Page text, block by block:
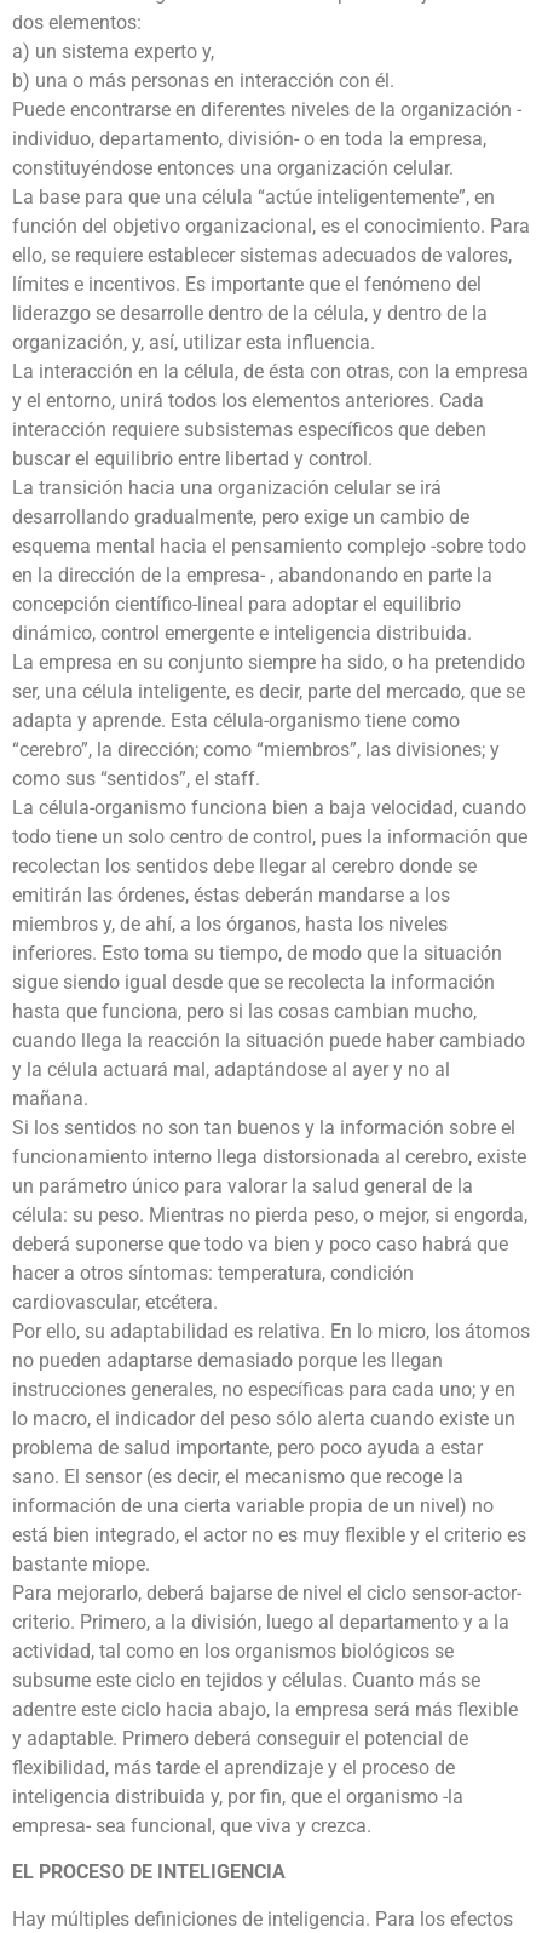
dos elementos:
a) un sistema experto y,
b) una o más personas en interacción con él.
Puede encontrarse en diferentes niveles de la organización -
individuo, departamento, división- o en toda la empresa,
constituyéndose entonces una organización celular.
La base para que una célula “actúe inteligentemente”, en
función del objetivo organizacional, es el conocimiento. Para
ello, se requiere establecer sistemas adecuados de valores,
límites e incentivos. Es importante que el fenómeno del
liderazgo se desarrolle dentro de la célula, y dentro de la
organización, y, así, utilizar esta influencia.
La interacción en la célula, de ésta con otras, con la empresa
y el entorno, unirá todos los elementos anteriores. Cada
interacción requiere subsistemas específicos que deben
buscar el equilibrio entre libertad y control.
La transición hacia una organización celular se irá
desarrollando gradualmente, pero exige un cambio de
esquema mental hacia el pensamiento complejo -sobre todo
en la dirección de la empresa- , abandonando en parte la
concepción científico-lineal para adoptar el equilibrio
dinámico, control emergente e inteligencia distribuida.
La empresa en su conjunto siempre ha sido, o ha pretendido
ser, una célula inteligente, es decir, parte del mercado, que se
adapta y aprende. Esta célula-organismo tiene como
“cerebro”, la dirección; como “miembros”, las divisiones; y
como sus “sentidos”, el staff.
La célula-organismo funciona bien a baja velocidad, cuando
todo tiene un solo centro de control, pues la información que
recolectan los sentidos debe llegar al cerebro donde se
emitirán las órdenes, éstas deberán mandarse a los
miembros y, de ahí, a los órganos, hasta los niveles
inferiores. Esto toma su tiempo, de modo que la situación
sigue siendo igual desde que se recolecta la información
hasta que funciona, pero si las cosas cambian mucho,
cuando llega la reacción la situación puede haber cambiado
y la célula actuará mal, adaptándose al ayer y no al
mañana.
Si los sentidos no son tan buenos y la información sobre el
funcionamiento interno llega distorsionada al cerebro, existe
un parámetro único para valorar la salud general de la
célula: su peso. Mientras no pierda peso, o mejor, si engorda,
deberá suponerse que todo va bien y poco caso habrá que
hacer a otros síntomas: temperatura, condición
cardiovascular, etcétera.
Por ello, su adaptabilidad es relativa. En lo micro, los átomos
no pueden adaptarse demasiado porque les llegan
instrucciones generales, no específicas para cada uno; y en
lo macro, el indicador del peso sólo alerta cuando existe un
problema de salud importante, pero poco ayuda a estar
sano. El sensor (es decir, el mecanismo que recoge la
información de una cierta variable propia de un nivel) no
está bien integrado, el actor no es muy flexible y el criterio es
bastante miope.
Para mejorarlo, deberá bajarse de nivel el ciclo sensor-actor-
criterio. Primero, a la división, luego al departamento y a la
actividad, tal como en los organismos biológicos se
subsume este ciclo en tejidos y células. Cuanto más se
adentre este ciclo hacia abajo, la empresa será más flexible
y adaptable. Primero deberá conseguir el potencial de
flexibilidad, más tarde el aprendizaje y el proceso de
inteligencia distribuida y, por fin, que el organismo -la
empresa- sea funcional, que viva y crezca.
EL PROCESO DE INTELIGENCIA
Hay múltiples definiciones de inteligencia. Para los efectos